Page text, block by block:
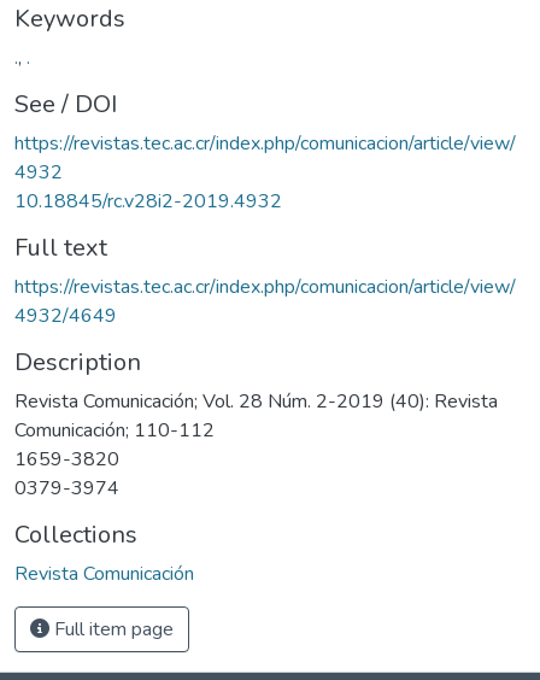
Keywords
., .
See / DOI
https://revistas.tec.ac.cr/index.php/comunicacion/article/view/
4932
10.18845/rc.v28i2-2019.4932
Full text
https://revistas.tec.ac.cr/index.php/comunicacion/article/view/
4932/4649
Description
Revista Comunicación; Vol. 28 Núm. 2-2019 (40): Revista
Comunicación; 110-112
1659-3820
0379-3974
Collections
Revista Comunicación
Full item page